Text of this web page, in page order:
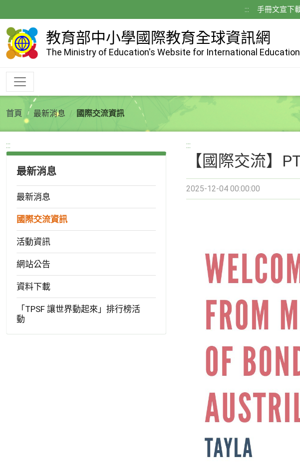
到
主
內
::: 手冊文宣下
教育部中小學國際教育全球資訊網
The Ministry of Education's Website for International
首頁 最新消息 國際交流資訊
:::
最新消息
最新消息
國際交流資訊
活動資訊
網站公告
資料下載
「TPSF 讓世界動起來」排行榜活
動
:::
【國際交流】
2025-12-04 00:00:00